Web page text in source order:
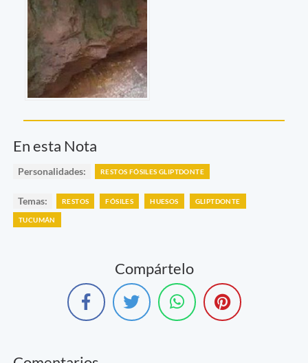
En esta Nota
Personalidades: RESTOS FÓSILES GLIPTDONTE
Temas: RESTOS FÓSILES HUESOS GLIPTDONTE
TUCUMÁN
Compártelo